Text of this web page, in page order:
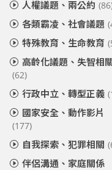
人權議題、兩公約
各類霸凌、社會議題
特殊教育、生命教育
高齡化議題、失智相
(62)
行政中立、轉型正義
國家安全、動作影片
(177)
自我探索、犯罪相關
伴侶溝通、家庭關係